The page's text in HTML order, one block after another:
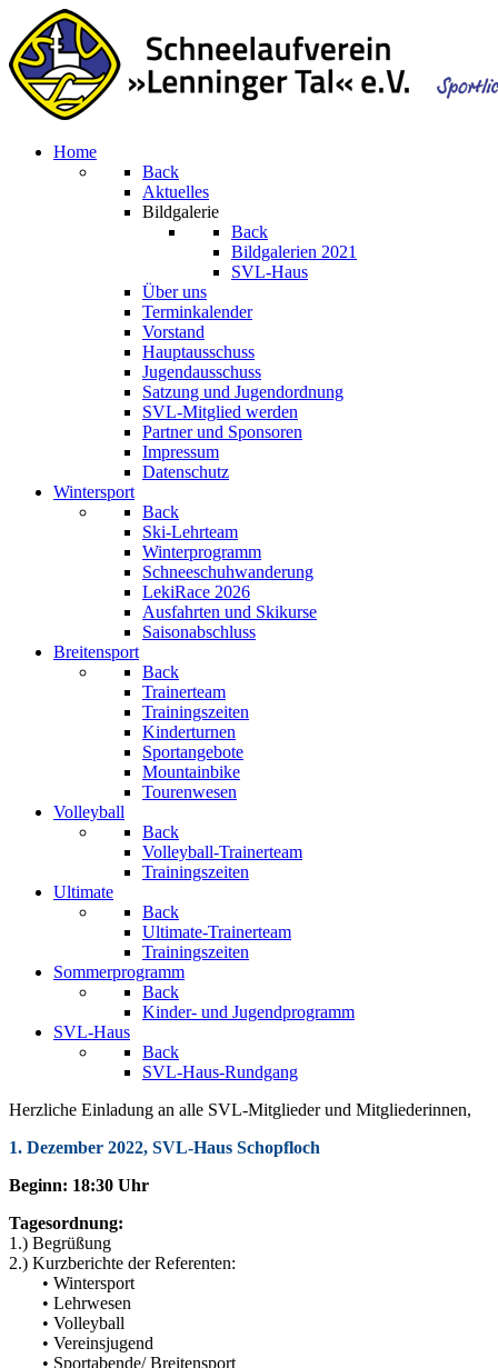
Home
Back
Aktuelles
Bildgalerie
Back
Bildgalerien 2021
SVL-Haus
Über uns
Terminkalender
Vorstand
Hauptausschuss
Jugendausschuss
Satzung und Jugendordnung
SVL-Mitglied werden
Partner und Sponsoren
Impressum
Datenschutz
Wintersport
Back
Ski-Lehrteam
Winterprogramm
Schneeschuhwanderung
LekiRace 2026
Ausfahrten und Skikurse
Saisonabschluss
Breitensport
Back
Trainerteam
Trainingszeiten
Kinderturnen
Sportangebote
Mountainbike
Tourenwesen
Volleyball
Back
Volleyball-Trainerteam
Trainingszeiten
Ultimate
Back
Ultimate-Trainerteam
Trainingszeiten
Sommerprogramm
Back
Kinder- und Jugendprogramm
SVL-Haus
Back
SVL-Haus-Rundgang
Herzliche Einladung an alle SVL-Mitglieder und Mitgliederinnen,
1. Dezember 2022, SVL-Haus Schopfloch
Beginn: 18:30 Uhr
Tagesordnung:
1.) Begrüßung
2.) Kurzberichte der Referenten:
• Wintersport
• Lehrwesen
• Volleyball
• Vereinsjugend
• Sportabende/ Breitensport